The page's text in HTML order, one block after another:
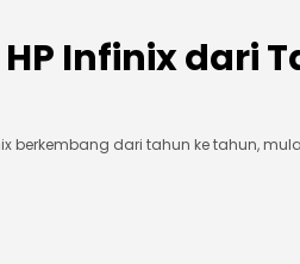
Infinix dari
berkembang dari tahun ke tahun,